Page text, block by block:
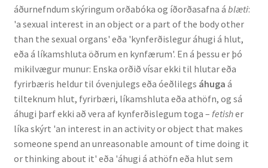
Önnur ritverk
Ritrýndar greinar
Óritrýnt fræðilegt efni
Málfarspistlar
Fræðilegir fyrirlestrar
áðurnefndum skýringum orðabóka og íðorðasafna á blæti:
'a sexual interest in an object or a part of the body other
than the sexual organs' eða 'kynferðislegur áhugi á hlut,
eða á líkamshluta öðrum en kynfærum'. En á þessu er þó
mikilvægur munur: Enska orðið vísar ekki til hlutar eða
fyrirbæris heldur til óvenjulegs eða óeðlilegs áhuga á
tilteknum hlut, fyrirbæri, líkamshluta eða athöfn, og sá
áhugi þarf ekki að vera af kynferðislegum toga – fetisher
líka skýrt 'an interest in an activity or object that makes
someone spend an unreasonable amount of time doing it
or thinking about it' eða 'áhugi á athöfn eða hlut sem